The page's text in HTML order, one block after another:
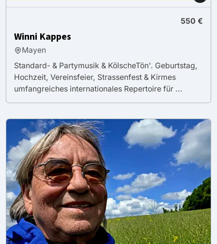
550 €
Winni Kappes
Mayen
Standard- & Partymusik & KölscheTön'. Geburtstag,
Hochzeit, Vereinsfeier, Strassenfest & Kirmes
umfangreiches internationales Repertoire für ...